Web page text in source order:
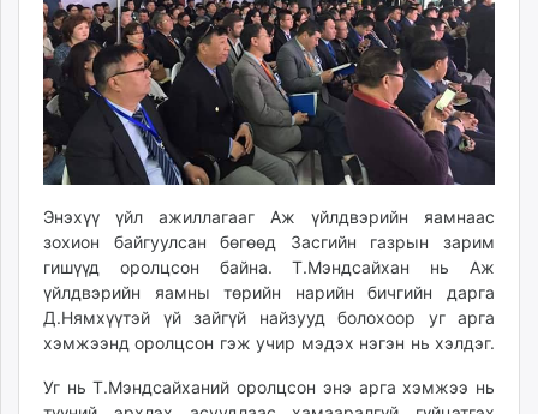
Энэхүү үйл ажиллагааг Аж үйлдвэрийн яамнаас
зохион байгуулсан бөгөөд Засгийн газрын зарим
гишүүд оролцсон байна. Т.Мэндсайхан нь Аж
үйлдвэрийн яамны төрийн нарийн бичгийн дарга
Д.Нямхүүтэй үй зайгүй найзууд болохоор уг арга
хэмжээнд оролцсон гэж учир мэдэх нэгэн нь хэлдэг.
Уг нь Т.Мэндсайханий оролцсон энэ арга хэмжээ нь